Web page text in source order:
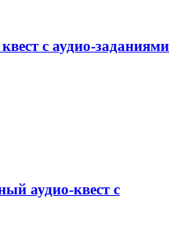
с аудио-заданиями
аудио-квест с